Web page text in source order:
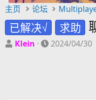
主页 论坛
已解决√ 求助
主
Klein
开
2024/04/30